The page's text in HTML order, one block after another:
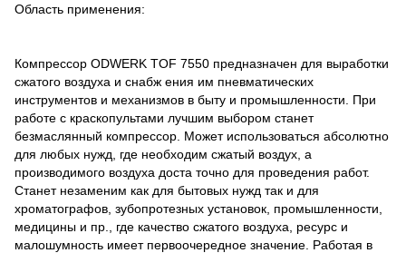
Область применения:
Компрессор ODWERK TOF 7550 предназначен для выработки
сжатого воздуха и снабж ения им пневматических
инструментов и механизмов в быту и промышленности. При
работе с краскопультами лучшим выбором станет
безмаслянный компрессор. Может использоваться абсолютно
для любых нужд, где необходим сжатый воздух, а
производимого воздуха доста точно для проведения работ.
Станет незаменим как для бытовых нужд так и для
хроматографов, зубопротезных установок, промышленности,
медицины и пр., где качество сжатого воздуха, ресурс и
малошумность имеет первоочередное значение. Работая в